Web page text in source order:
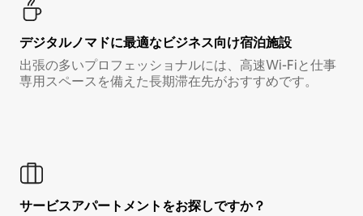
デジタルノマド⁠に最⁠適⁠なビ⁠ジ⁠ネ⁠ス⁠向⁠け宿⁠泊⁠施⁠設
出張の多いプロフェッショナルには、高速Wi-Fiと仕事
専用スペースを備えた長期滞在先がおすすめです。
サービスアパートメントをお探しですか？